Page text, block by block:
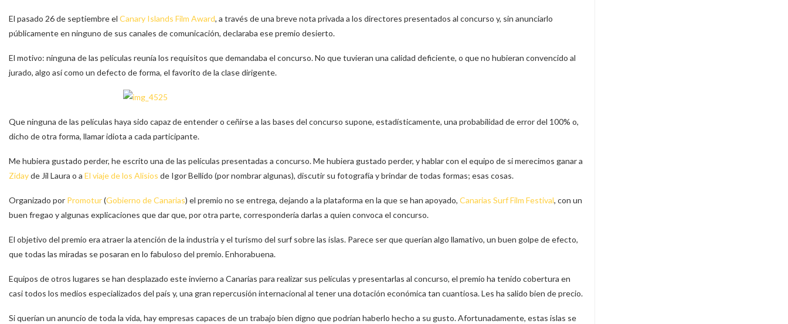
El pasado 26 de septiembre el Canary Islands Film Award, a través de una breve nota privada a los directores presentados al concurso y, sin anunciarlo
públicamente en ninguno de sus canales de comunicación, declaraba ese premio desierto.
El motivo: ninguna de las películas reunía los requisitos que demandaba el concurso. No que tuvieran una calidad deficiente, o que no hubieran convencido al
jurado, algo así como un defecto de forma, el favorito de la clase dirigente.
Que ninguna de las películas haya sido capaz de entender o ceñirse a las bases del concurso supone, estadísticamente, una probabilidad de error del 100% o,
dicho de otra forma, llamar idiota a cada participante.
Me hubiera gustado perder, he escrito una de las películas presentadas a concurso. Me hubiera gustado perder, y hablar con el equipo de si merecimos ganar a
Zidayde Jil Laura o a El viaje de los Alisios de Igor Bellido (por nombrar algunas), discutir su fotografía y brindar de todas formas; esas cosas.
Organizado por Promotur(Gobierno de Canarias) el premio no se entrega, dejando a la plataforma en la que se han apoyado, Canarias Surf Film Festival, con un
buen fregao y algunas explicaciones que dar que, por otra parte, correspondería darlas a quien convoca el concurso.
El objetivo del premio era atraer la atención de la industria y el turismo del surf sobre las islas. Parece ser que querían algo llamativo, un buen golpe de efecto,
que todas las miradas se posaran en lo fabuloso del premio. Enhorabuena.
Equipos de otros lugares se han desplazado este invierno a Canarias para realizar sus películas y presentarlas al concurso, el premio ha tenido cobertura en
casi todos los medios especializados del país y, una gran repercusión internacional al tener una dotación económica tan cuantiosa. Les ha salido bien de precio.
Si querían un anuncio de toda la vida, hay empresas capaces de un trabajo bien digno que podrían haberlo hecho a su gusto. Afortunadamente, estas islas se